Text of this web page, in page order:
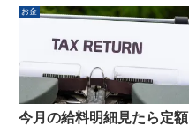
とレンジなしで教えて欲しい3：
名無し...
お金
今月の給料明細見たら定額